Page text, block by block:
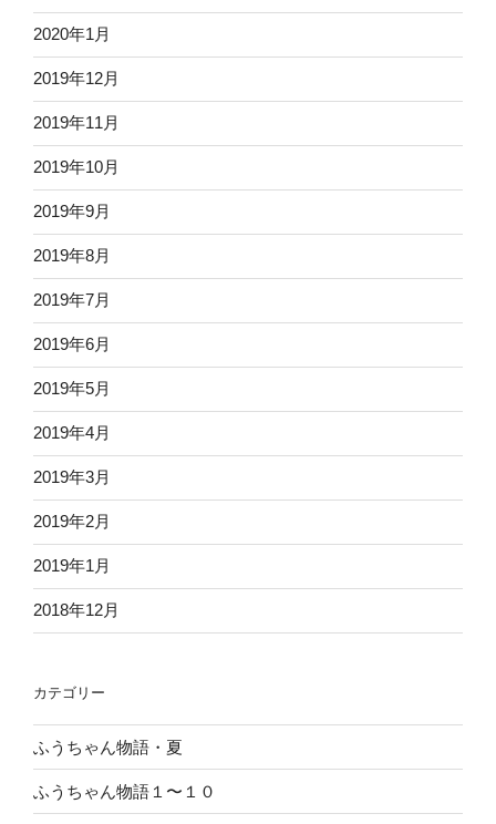
2020年1月
2019年12月
2019年11月
2019年10月
2019年9月
2019年8月
2019年7月
2019年6月
2019年5月
2019年4月
2019年3月
2019年2月
2019年1月
2018年12月
カテゴリー
ふうちゃん物語・夏
ふうちゃん物語１〜１０